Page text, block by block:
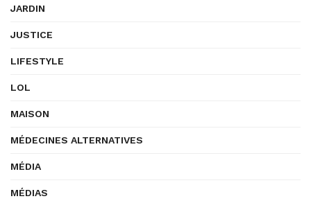
JARDIN
JUSTICE
LIFESTYLE
LOL
MAISON
MÉDECINES ALTERNATIVES
MÉDIA
MÉDIAS